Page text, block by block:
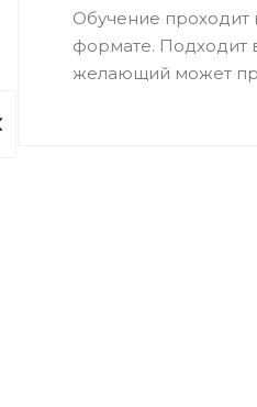
Обучение проходит
формате. Подходит
желающий может